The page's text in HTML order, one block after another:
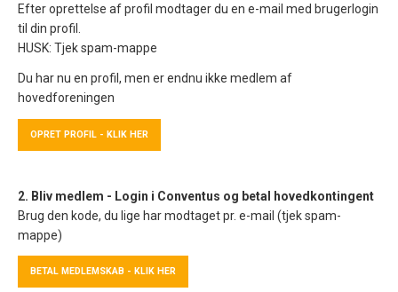
Efter oprettelse af profil modtager du en e-mail med brugerlogin
til din profil.
HUSK: Tjek spam-mappe
Du har nu en profil, men er endnu ikke medlem af
hovedforeningen
OPRET PROFIL - KLIK HER
2. Bliv medlem - Login i Conventus og betal hovedkontingent
Brug den kode, du lige har modtaget pr. e-mail (tjek spam-
mappe)
BETAL MEDLEMSKAB - KLIK HER